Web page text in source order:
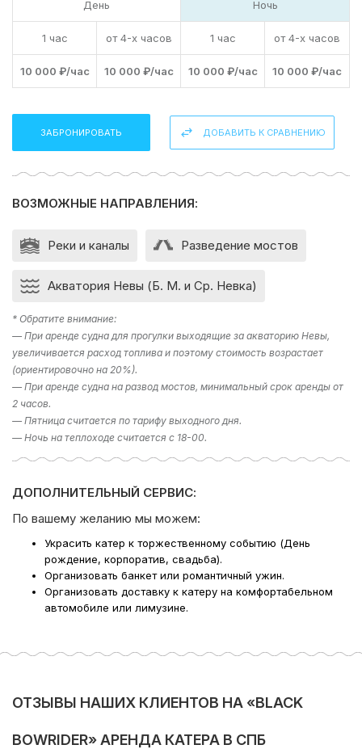
незабываемый день на воде в компании близких и
любимых людей. Забронируйте катер «Black Bowrider»
прямо сейчас и наслаждайтесь отдыхом на воде
великолепным городе Санкт-Петербурге.
Если у вас остался вопрос “Какое направление
раздел фотогалерея, где указаны некоторые
направления. Либо наш менеджер предложит вам
варианты исходя из ваших пожеланий – просто наберите
Компания Ру-Чартерс всегда рада предложить вам
День Ночь
1 час от 4-х часов 1 час от 4-х часов
10 000 ₽/час 10 000 ₽/час 10 000 ₽/час 10 000 ₽/час
ЗАБРОНИРОВАТЬ ДОБАВИТЬ К СРАВНЕНИЮ
ВОЗМОЖНЫЕ НАПРАВЛЕНИЯ:
Реки и каналы Разведение мостов
Акватория Невы (Б. М. и Ср. Невка)
* Обратите внимание:
— При аренде судна для прогулки выходящие за акваторию Невы,
увеличивается расход топлива и поэтому стоимость возрастает
(ориентировочно на 20%).
— При аренде судна на развод мостов, минимальный срок аренды от
2 часов.
— Пятница считается по тарифу выходного дня.
— Ночь на теплоходе считается с 18-00.
ДОПОЛНИТЕЛЬНЫЙ СЕРВИС:
По вашему желанию мы можем:
Украсить катер к торжественному событию (День
рождение, корпоратив, свадьба).
Организовать банкет или романтичный ужин.
Организовать доставку к катеру на комфортабельном
автомобиле или лимузине.
ОТЗЫВЫ НАШИХ КЛИЕНТОВ НА «BLACK
BOWRIDER» АРЕНДА КАТЕРА В СПБ